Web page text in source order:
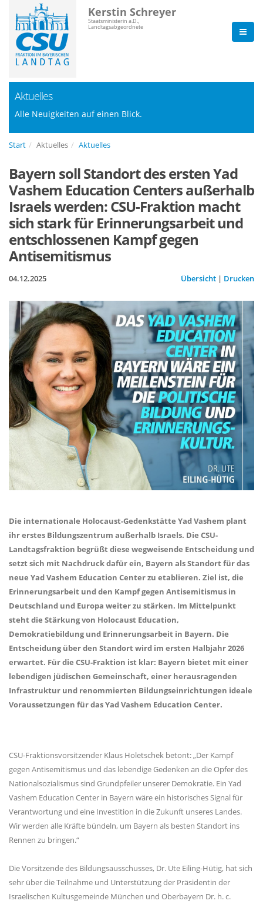
Kerstin Schreyer
Staatsministerin a.D.,
Landtagsabgeordnete
Aktuelles
Alle Neuigkeiten auf einen Blick.
Start Aktuelles Aktuelles
Bayern soll Standort des ersten Yad
Vashem Education Centers außerhalb
Israels werden: CSU-Fraktion macht
sich stark für Erinnerungsarbeit und
entschlossenen Kampf gegen
Antisemitismus
04.12.2025 Übersicht | Drucken
Die internationale Holocaust-Gedenkstätte Yad Vashem plant
ihr erstes Bildungszentrum außerhalb Israels. Die CSU-
Landtagsfraktion begrüßt diese wegweisende Entscheidung und
setzt sich mit Nachdruck dafür ein, Bayern als Standort für das
neue Yad Vashem Education Center zu etablieren. Ziel ist, die
Erinnerungsarbeit und den Kampf gegen Antisemitismus in
Deutschland und Europa weiter zu stärken. Im Mittelpunkt
steht die Stärkung von Holocaust Education,
Demokratiebildung und Erinnerungsarbeit in Bayern. Die
Entscheidung über den Standort wird im ersten Halbjahr 2026
erwartet. Für die CSU-Fraktion ist klar: Bayern bietet mit einer
lebendigen jüdischen Gemeinschaft, einer herausragenden
Infrastruktur und renommierten Bildungseinrichtungen ideale
Voraussetzungen für das Yad Vashem Education Center.
CSU-Fraktionsvorsitzender Klaus Holetschek betont: „Der Kampf
gegen Antisemitismus und das lebendige Gedenken an die Opfer des
Nationalsozialismus sind Grundpfeiler unserer Demokratie. Ein Yad
Vashem Education Center in Bayern wäre ein historisches Signal für
Verantwortung und eine Investition in die Zukunft unseres Landes.
Wir werden alle Kräfte bündeln, um Bayern als besten Standort ins
Rennen zu bringen.“
Die Vorsitzende des Bildungsausschusses, Dr. Ute Eiling-Hütig, hat sich
sehr über die Teilnahme und Unterstützung der Präsidentin der
Israelischen Kultusgemeinde München und Oberbayern Dr. h. c.